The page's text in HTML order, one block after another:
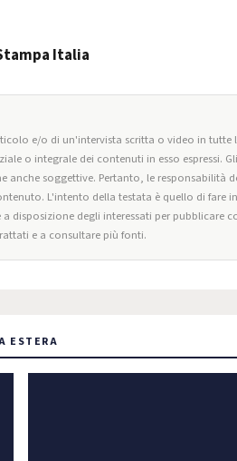
Italia
e/o di un'intervista scritta o video in tutte
o integrale dei contenuti in esso espressi.
anche soggettive. Pertanto, le responsabilità
L'intento della testata è quello di fare
a disposizione degli interessati per
e a consultare più fonti.
ESTERA